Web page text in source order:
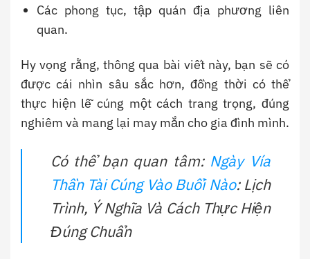
Các phong tục, tập quán địa phương liên
quan.
Hy vọng rằng, thông qua bài viết này, bạn sẽ có
được cái nhìn sâu sắc hơn, đồng thời có thể
thực hiện lễ cúng một cách trang trọng, đúng
nghiêm và mang lại may mắn cho gia đình mình.
Có thể bạn quan tâm: Ngày Vía
Thần Tài Cúng Vào Buổi Nào: Lịch
Trình, Ý Nghĩa Và Cách Thực Hiện
Đúng Chuẩn